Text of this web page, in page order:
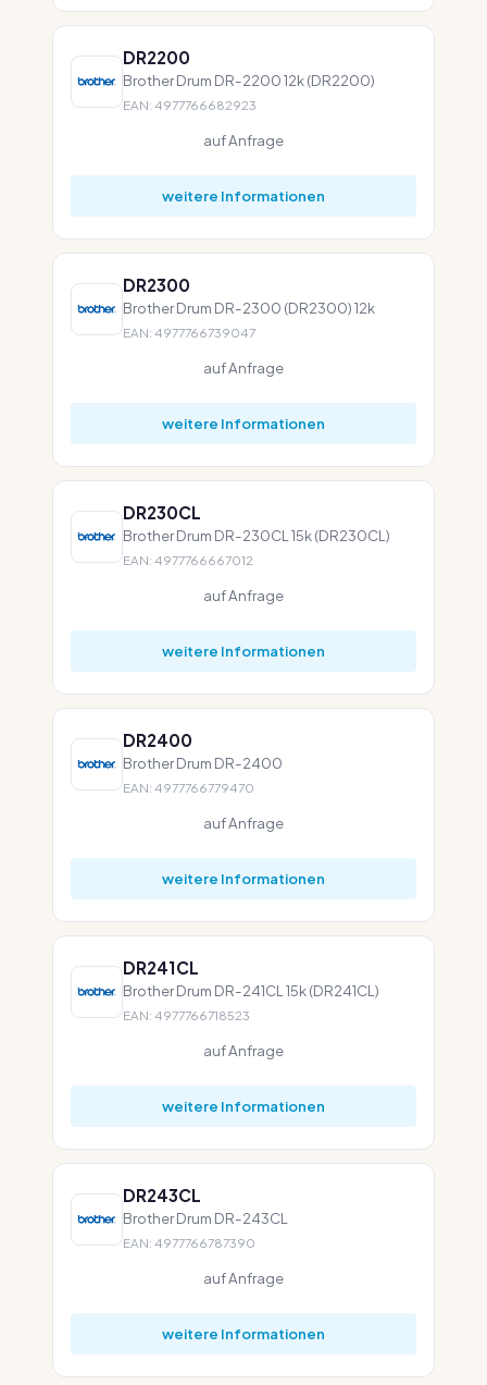
DR2200
Brother Drum DR-2200 12k (DR2200)
EAN: 4977766682923
auf Anfrage
weitere Informationen
DR2300
Brother Drum DR-2300 (DR2300) 12k
EAN: 4977766739047
auf Anfrage
weitere Informationen
DR230CL
Brother Drum DR-230CL 15k (DR230CL)
EAN: 4977766667012
auf Anfrage
weitere Informationen
DR2400
Brother Drum DR-2400
EAN: 4977766779470
auf Anfrage
weitere Informationen
DR241CL
Brother Drum DR-241CL 15k (DR241CL)
EAN: 4977766718523
auf Anfrage
weitere Informationen
DR243CL
Brother Drum DR-243CL
EAN: 4977766787390
auf Anfrage
weitere Informationen